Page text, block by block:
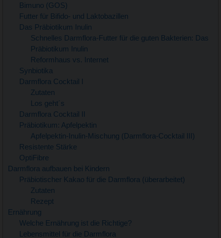
Bimuno (GOS)
Futter für Bifido- und Laktobazillen
Das Präbiotikum Inulin
Schnelles Darmflora-Futter für die guten Bakterien: Das
Präbiotikum Inulin
Reformhaus vs. Internet
Synbiotika
Darmflora Cocktail I
Zutaten
Los geht´s
Darmflora Cocktail II
Präbiotikum: Apfelpektin
Apfelpektin-Inulin-Mischung (Darmflora-Cocktail III)
Resistente Stärke
OptiFibre
Darmflora aufbauen bei Kindern
Präbiotischer Kakao für die Darmflora (überarbeitet)
Zutaten
Rezept
Ernährung
Welche Ernährung ist die Richtige?
Lebensmittel für die Darmflora